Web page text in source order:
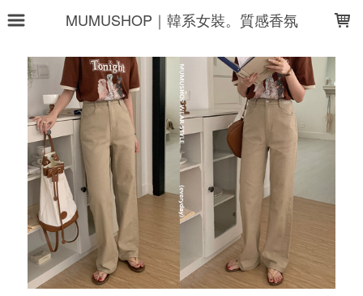
MUMUSHOP｜韓系女裝。質感香氛